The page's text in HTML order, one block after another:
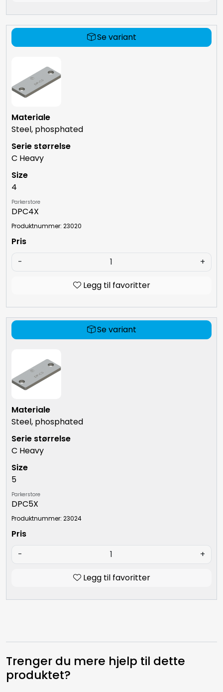
Se variant
Steel, phosphated
C Heavy
4
Parkerstore
DPC4X
Produktnummer: 23020
- +
Legg til favoritter
Se variant
Steel, phosphated
C Heavy
5
Parkerstore
DPC5X
Produktnummer: 23024
- +
Legg til favoritter
Trenger du mere hjelp til dette
produktet?